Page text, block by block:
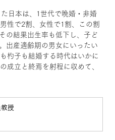
日本は、1世代で晩婚・非婚
性で2割、女性で1割、この割
の結果出生率も低下し、子ど
出産適齢期の男女にいったい
杓子も結婚する時代はいかに
成立と終焉を射程に収めて、
授